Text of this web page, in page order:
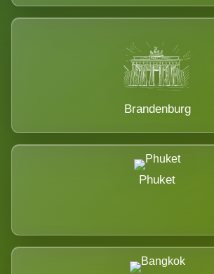
Brandenburg
Phuket